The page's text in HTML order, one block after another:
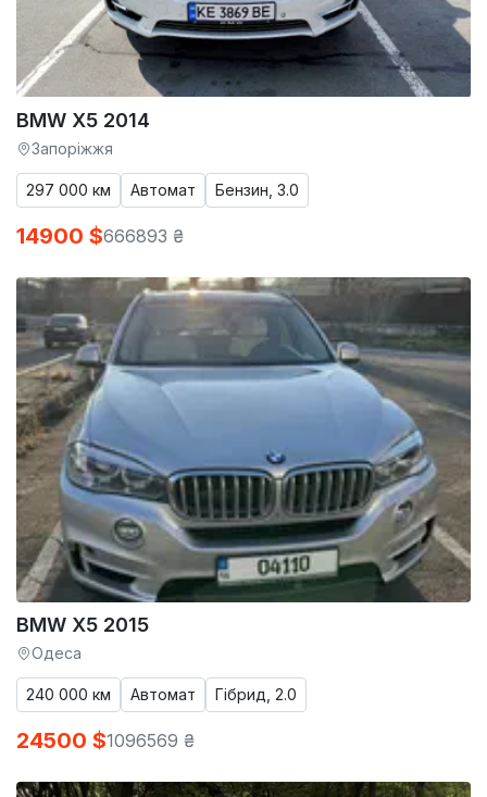
BMW X5 2014
Запоріжжя
297 000 км Автомат Бензин, 3.0
14900 $666893 ₴
BMW X5 2015
Одеса
240 000 км Автомат Гібрид, 2.0
24500 $1096569 ₴